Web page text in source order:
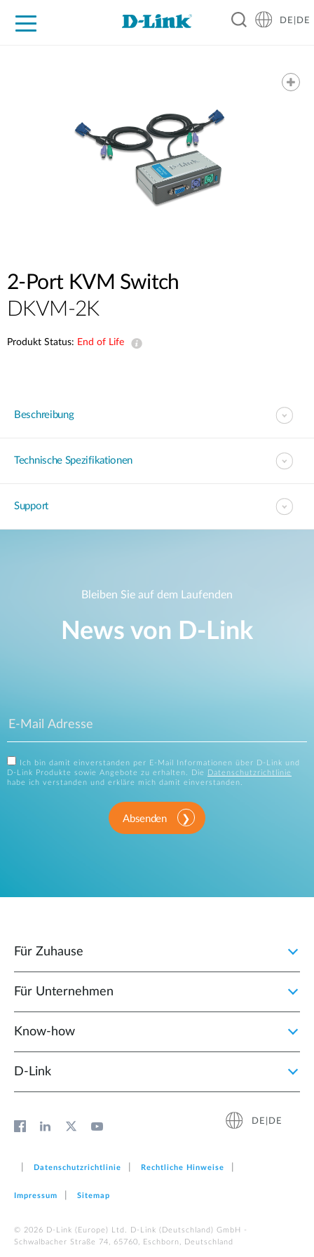
DE|DE
2-Port KVM Switch
DKVM-2K
Produkt Status: End of Life
Beschreibung
Technische Spezifikationen
Support
Bleiben Sie auf dem Laufenden
News von D‑Link
Ich bin damit einverstanden per E-Mail Informationen über D-Link und
D-Link Produkte sowie Angebote zu erhalten. Die
Datenschutzrichtlinie
habe ich verstanden und erkläre mich damit einverstanden.
Absenden
Für Zuhause
Für Unternehmen
Know-how
D‑Link
DE|DE
Datenschutzrichtlinie Rechtliche Hinweise
Impressum Sitemap
© 2026 D‑Link (Europe) Ltd. D-Link (Deutschland) GmbH -
Schwalbacher Straße 74, 65760, Eschborn, Deutschland